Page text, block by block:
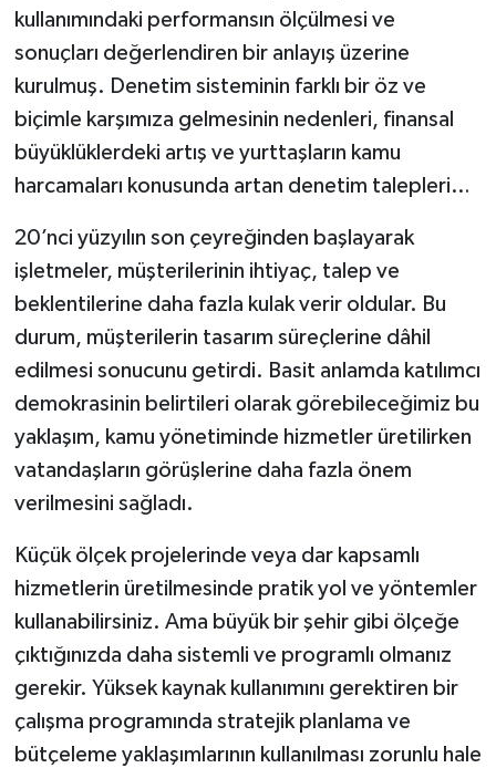
kullanımındaki performansın ölçülmesi ve
sonuçları değerlendiren bir anlayış üzerine
kurulmuş. Denetim sisteminin farklı bir öz ve
biçimle karşımıza gelmesinin nedenleri, finansal
büyüklüklerdeki artış ve yurttaşların kamu
harcamaları konusunda artan denetim talepleri…
20’nci yüzyılın son çeyreğinden başlayarak
işletmeler, müşterilerinin ihtiyaç, talep ve
beklentilerine daha fazla kulak verir oldular. Bu
durum, müşterilerin tasarım süreçlerine dâhil
edilmesi sonucunu getirdi. Basit anlamda katılımcı
demokrasinin belirtileri olarak görebileceğimiz bu
yaklaşım, kamu yönetiminde hizmetler üretilirken
vatandaşların görüşlerine daha fazla önem
verilmesini sağladı.
Küçük ölçek projelerinde veya dar kapsamlı
hizmetlerin üretilmesinde pratik yol ve yöntemler
kullanabilirsiniz. Ama büyük bir şehir gibi ölçeğe
çıktığınızda daha sistemli ve programlı olmanız
gerekir. Yüksek kaynak kullanımını gerektiren bir
çalışma programında stratejik planlama ve
bütçeleme yaklaşımlarının kullanılması zorunlu hale